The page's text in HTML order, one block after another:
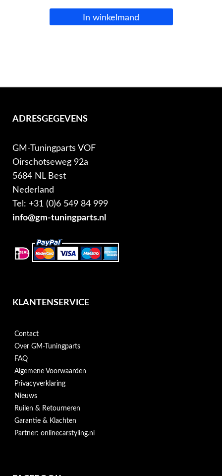
In winkelmand
ADRESGEGEVENS
GM-Tuningparts VOF
Oirschotseweg 92a
5684 NL Best
Nederland
Tel: +31 (0)6 549 84 999
info@gm-tuningparts.nl
KLANTENSERVICE
Contact
Over GM-Tuningparts
FAQ
Algemene Voorwaarden
Privacyverklaring
Nieuws
Ruilen & Retourneren
Garantie & Klachten
Partner: onlinecarstyling.nl